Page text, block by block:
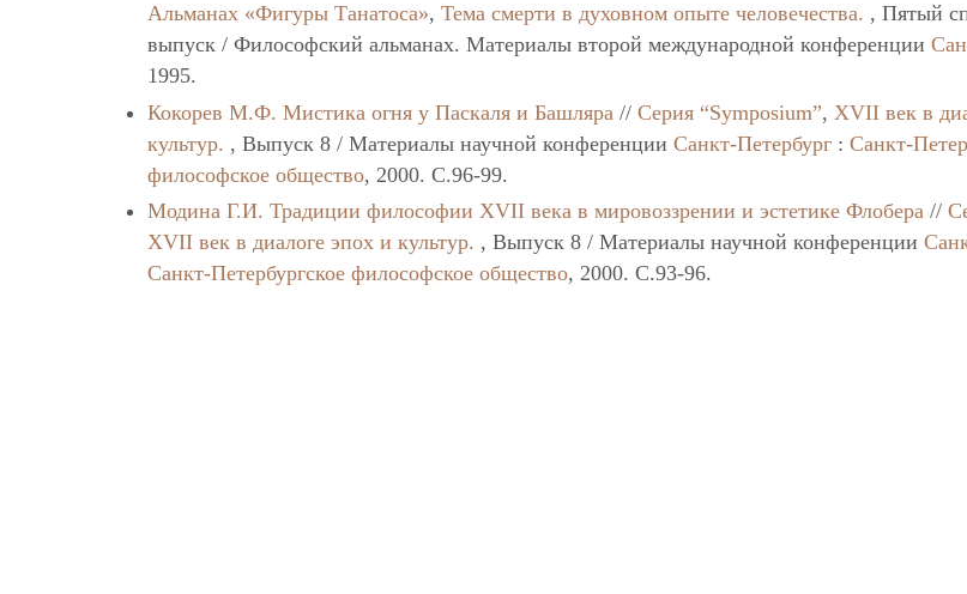
Альманах «Фигуры Танатоса»,Тема смерти в духовном опыте человечества. , Пятый
выпуск / Философский альманах. Материалы второй международной конференции
1995.
Кокорев М.Ф. Мистика огня у Паскаля и Башляра //Серия “Symposium”, XVII век в
культур. , Выпуск 8 / Материалы научной конференцииСанкт-Петербург :Санкт-
философское общество, 2000. C.96-99.
Модина Г.И. Традиции философии XVII века в мировоззрении и эстетике Флобера //
XVII век в диалоге эпох и культур. , Выпуск 8 / Материалы научной конференции
Санкт-Петербургское философское общество, 2000. C.93-96.